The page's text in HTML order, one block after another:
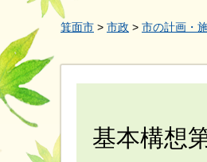
箕面市 > 市政 > 市の計画・
基本構想